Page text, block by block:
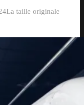
La taille originale